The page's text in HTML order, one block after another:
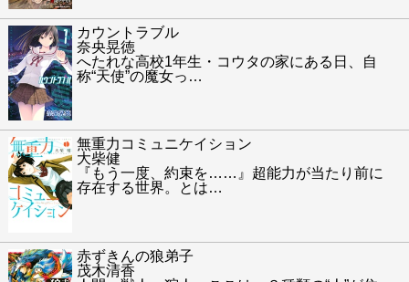
カウントラブル
奈央晃徳
へたれな高校1年生・コウタの家にある日、自
称“天使”の魔女っ …
無重力コミュニケイション
大柴健
『もう一度、約束を……』超能力が当たり前に
存在する世界。とは…
赤ずきんの狼弟子
茂木清香